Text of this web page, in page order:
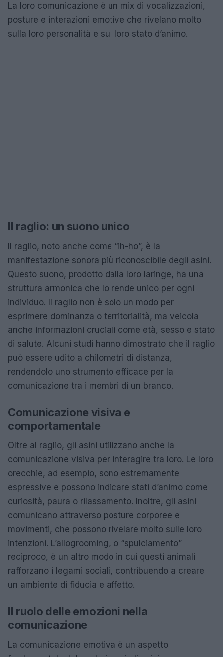
La loro comunicazione è un mix di vocalizzazioni,
posture e interazioni emotive che rivelano molto
sulla loro personalità e sul loro stato d’animo.
Il raglio: un suono unico
Il raglio, noto anche come “ih-ho”, è la
manifestazione sonora più riconoscibile degli asini.
Questo suono, prodotto dalla loro laringe, ha una
struttura armonica che lo rende unico per ogni
individuo. Il raglio non è solo un modo per
esprimere dominanza o territorialità, ma veicola
anche informazioni cruciali come età, sesso e stato
di salute. Alcuni studi hanno dimostrato che il raglio
può essere udito a chilometri di distanza,
rendendolo uno strumento efficace per la
comunicazione tra i membri di un branco.
Comunicazione visiva e
comportamentale
Oltre al raglio, gli asini utilizzano anche la
comunicazione visiva per interagire tra loro. Le loro
orecchie, ad esempio, sono estremamente
espressive e possono indicare stati d’animo come
curiosità, paura o rilassamento. Inoltre, gli asini
comunicano attraverso posture corporee e
movimenti, che possono rivelare molto sulle loro
intenzioni. L’allogrooming, o “spulciamento”
reciproco, è un altro modo in cui questi animali
rafforzano i legami sociali, contribuendo a creare
un ambiente di fiducia e affetto.
Il ruolo delle emozioni nella
comunicazione
La comunicazione emotiva è un aspetto